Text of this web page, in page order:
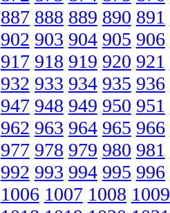
887 888 889 890 891
902 903 904 905 906
917 918 919 920 921
932 933 934 935 936
947 948 949 950 951
962 963 964 965 966
977 978 979 980 981
992 993 994 995 996
1006 1007 1008 1009